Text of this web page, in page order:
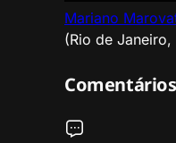
Mariano
(Rio de Janeiro,
Comentários